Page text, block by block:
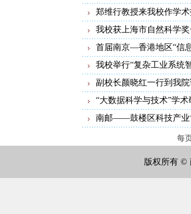
郑维行教授来我校作学
我校获上海市自然科学
首届南京—香港地区“信
我校举行“复杂工业系统
副校长颜晓红一行到我
“大数据科学与技术”学
南邮——鼓楼区科技产业
每
版权所有 ©